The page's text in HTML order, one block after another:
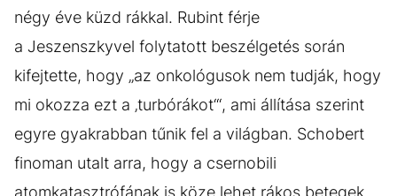
négy éve küzd rákkal. Rubint férje
a Jeszenszkyvel folytatott beszélgetés során
kifejtette, hogy „az onkológusok nem tudják, hogy
mi okozza ezt a ‚turbórákot‘“, ami állítása szerint
egyre gyakrabban tűnik fel a világban. Schobert
finoman utalt arra, hogy a csernobili
atomkatasztrófának is köze lehet rákos betegek